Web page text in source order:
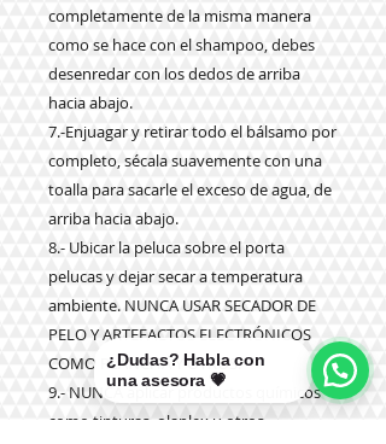
completamente de la misma manera
como se hace con el shampoo, debes
desenredar con los dedos de arriba
hacia abajo.
7.-Enjuagar y retirar todo el bálsamo por
completo, sécala suavemente con una
toalla para sacarle el exceso de agua, de
arriba hacia abajo.
8.- Ubicar la peluca sobre el porta
pelucas y dejar secar a temperatura
ambiente. NUNCA USAR SECADOR DE
PELO Y ARTEFACTOS ELECTRÓNICOS
COMO PLANCHA Y OTROS.
9.- NUNCA aplicar productos químicos
como tinturas, olaplex u otros.
¿Dudas? Habla con
una asesora 💗